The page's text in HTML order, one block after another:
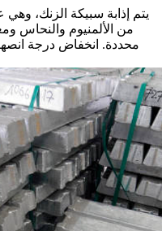
يتم إذابة سبيكة الزنك،
من الألمنيوم والنحاس
محددة. انخفاض درجة